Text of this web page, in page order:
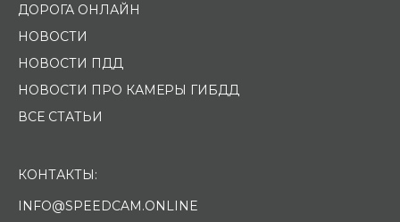
ДОРОГА ОНЛАЙН
НОВОСТИ
НОВОСТИ ПДД
НОВОСТИ ПРО КАМЕРЫ ГИБДД
ВСЕ СТАТЬИ
КОНТАКТЫ:
INFO@SPEEDCAM.ONLINE